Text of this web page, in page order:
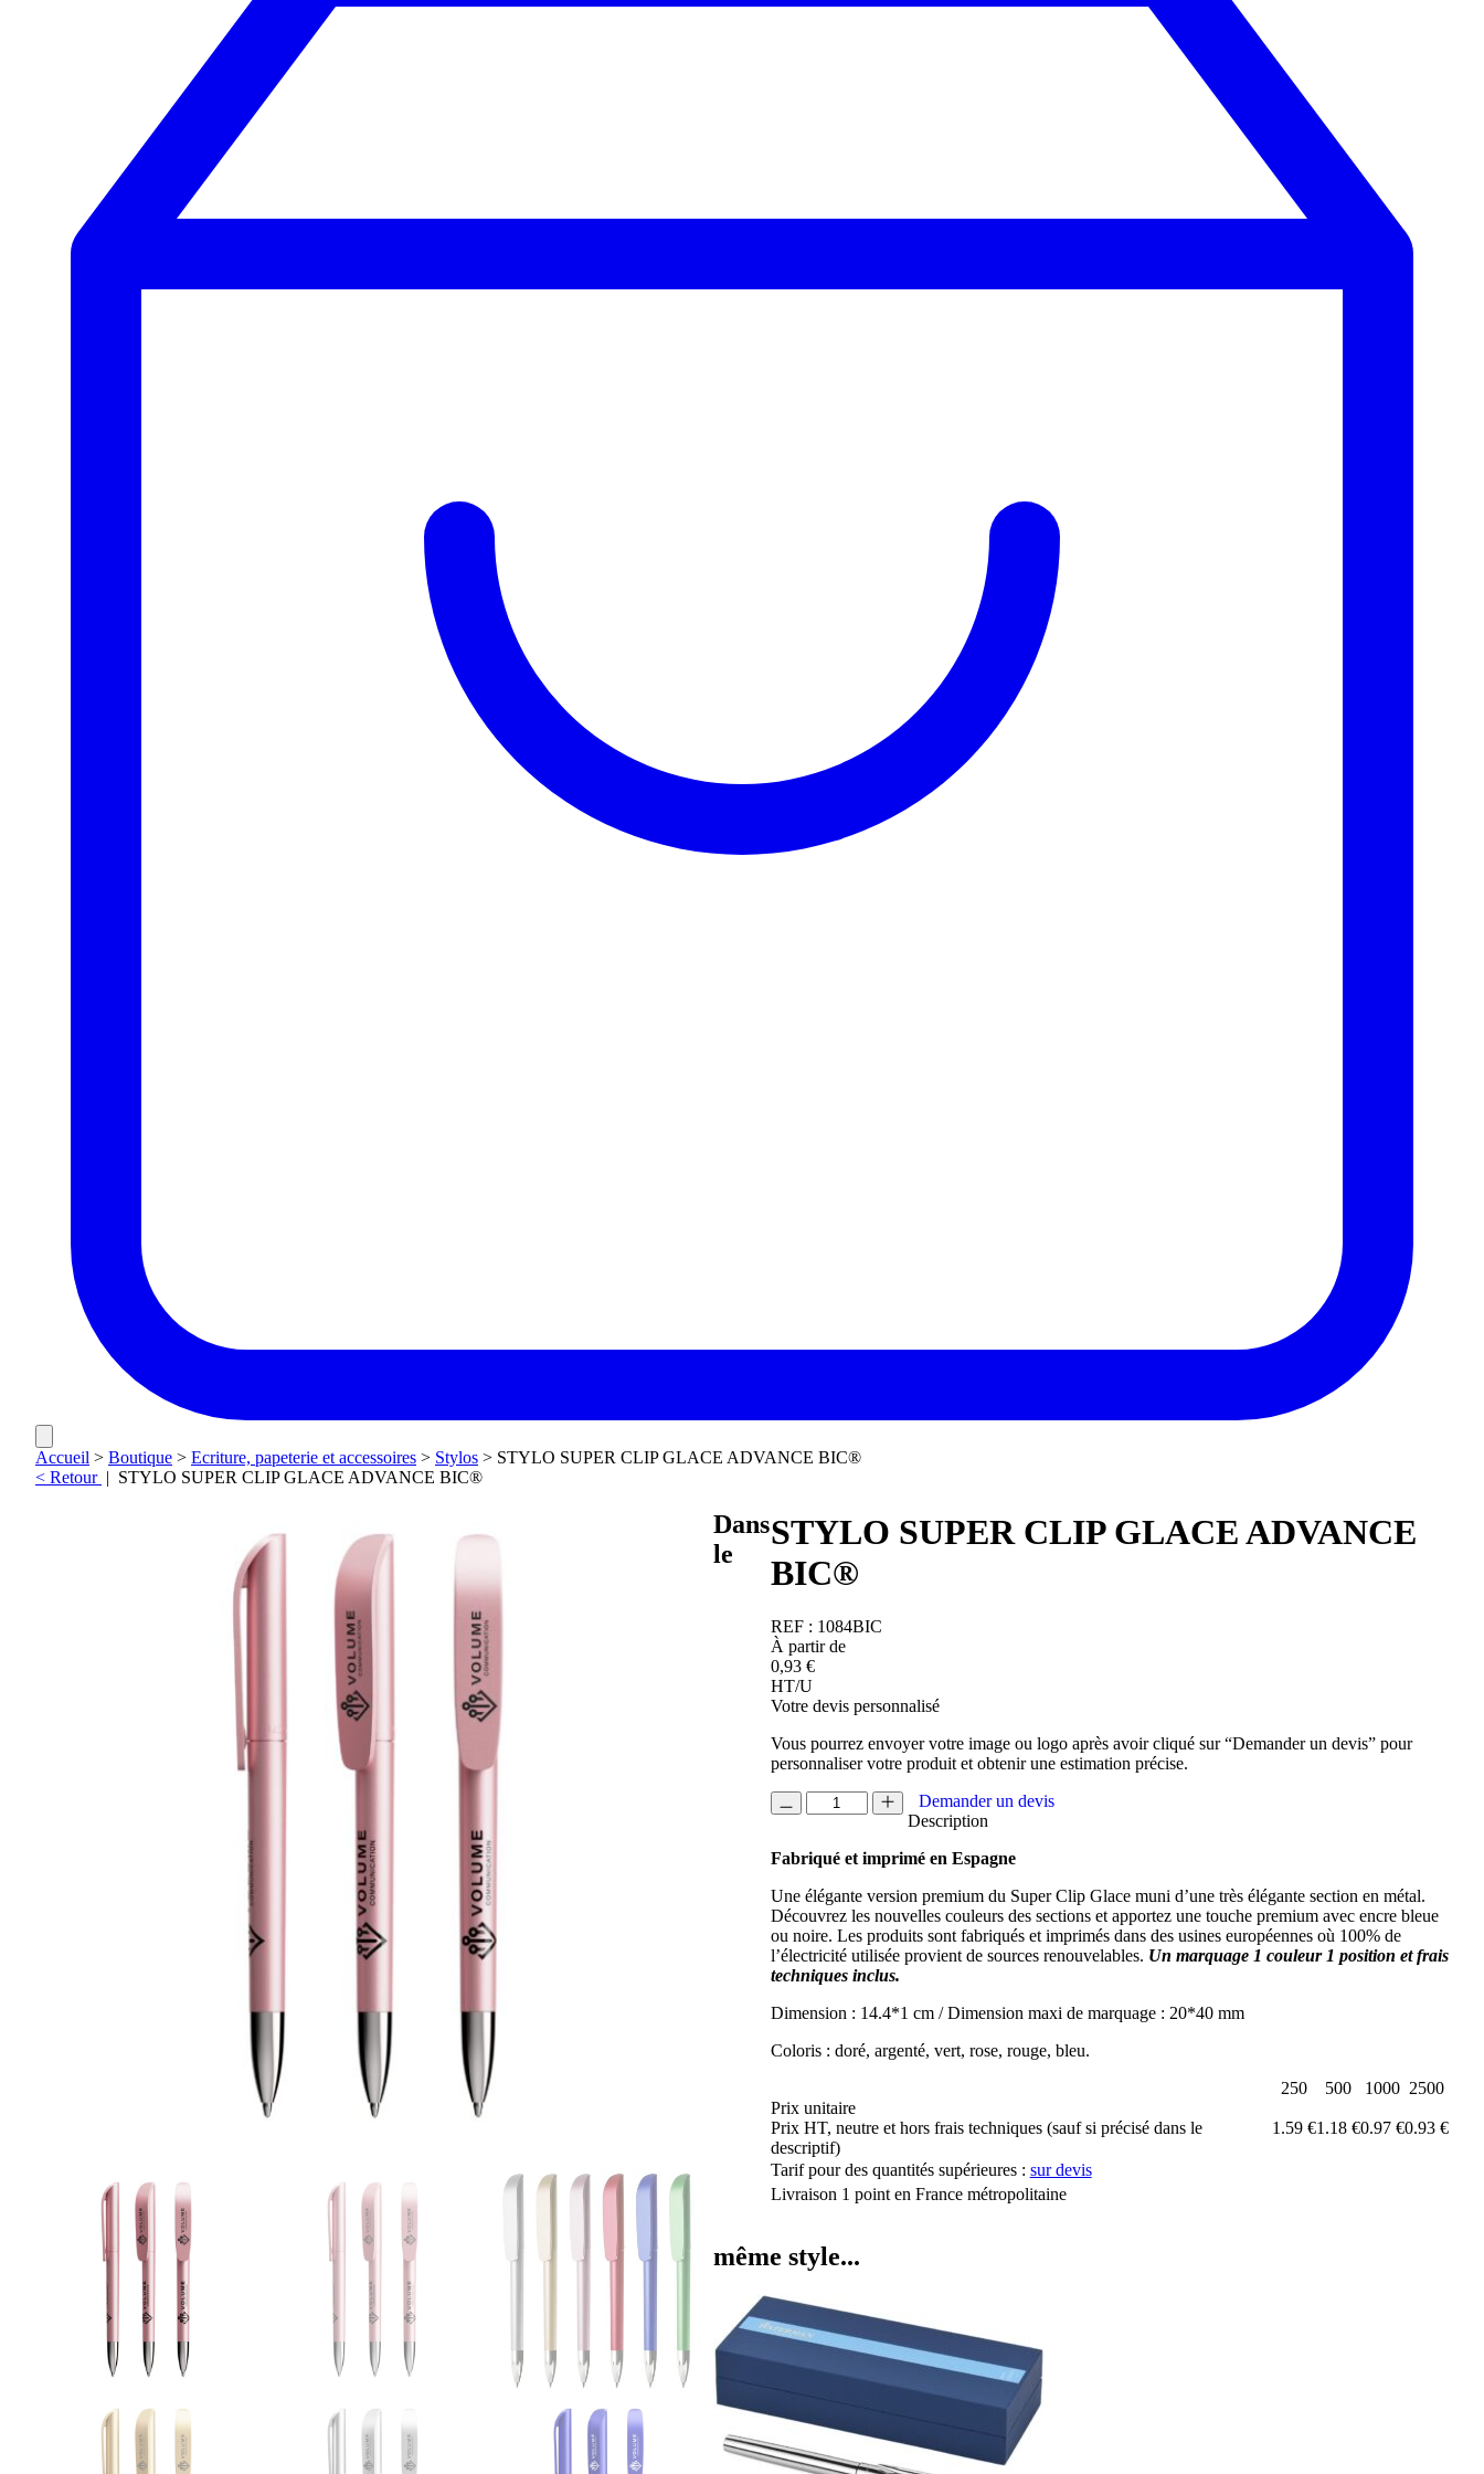
Accueil > Boutique > Ecriture, papeterie et accessoires > Stylos > STYLO SUPER CLIP GLACE ADVANCE BIC®
< Retour | STYLO SUPER CLIP GLACE ADVANCE BIC®
STYLO SUPER CLIP GLACE ADVANCE
BIC®
REF : 1084BIC
À partir de
0,93 €
HT/U
Votre devis personnalisé
Vous pourrez envoyer votre image ou logo après avoir cliqué sur “Demander un devis” pour
personnaliser votre produit et obtenir une estimation précise.
quantité
de
SUPER
GLACE
ADVANCE
BIC®
Demander un devis
Description
Fabriqué et imprimé en Espagne
Une élégante version premium du Super Clip Glace muni d’une très élégante section en métal.
Découvrez les nouvelles couleurs des sections et apportez une touche premium avec encre bleue
ou noire. Les produits sont fabriqués et imprimés dans des usines européennes où 100% de
l’électricité utilisée provient de sources renouvelables. Un marquage 1 couleur 1 position et frais
techniques inclus.
Dimension : 14.4*1 cm / Dimension maxi de marquage : 20*40 mm
Coloris : doré, argenté, vert, rose, rouge, bleu.
250
500 1000 2500
Prix unitaire
Prix HT, neutre et hors frais techniques (sauf si précisé dans le
descriptif)
1.59 €1.18 €0.97 €0.93 €
Tarif pour des quantités supérieures : sur devis
Livraison 1 point en France métropolitaine
Dans
le
même style...